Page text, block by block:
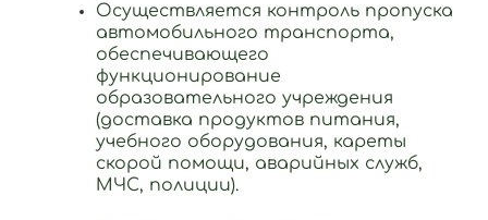
Осуществляется контроль пропуска
автомобильного транспорта,
обеспечивающего
функционирование
образовательного учреждения
(доставка продуктов питания,
учебного оборудования, кареты
скорой помощи, аварийных служб,
МЧС, полиции).